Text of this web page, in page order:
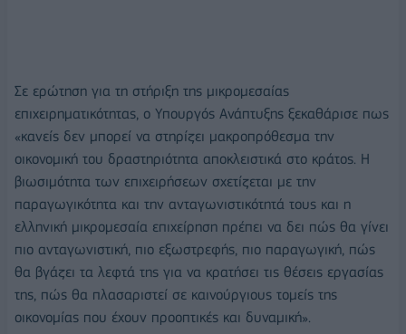
Σε ερώτηση για τη στήριξη της μικρομεσαίας
επιχειρηματικότητας, ο Υπουργός Ανάπτυξης ξεκαθάρισε πως
«κανείς δεν μπορεί να στηρίζει μακροπρόθεσμα την
οικονομική του δραστηριότητα αποκλειστικά στο κράτος. Η
βιωσιμότητα των επιχειρήσεων σχετίζεται με την
παραγωγικότητα και την ανταγωνιστικότητά τους και η
ελληνική μικρομεσαία επιχείρηση πρέπει να δει πώς θα γίνει
πιο ανταγωνιστική, πιο εξωστρεφής, πιο παραγωγική, πώς
θα βγάζει τα λεφτά της για να κρατήσει τις θέσεις εργασίας
της, πώς θα πλασαριστεί σε καινούργιους τομείς της
οικονομίας που έχουν προοπτικές και δυναμική».